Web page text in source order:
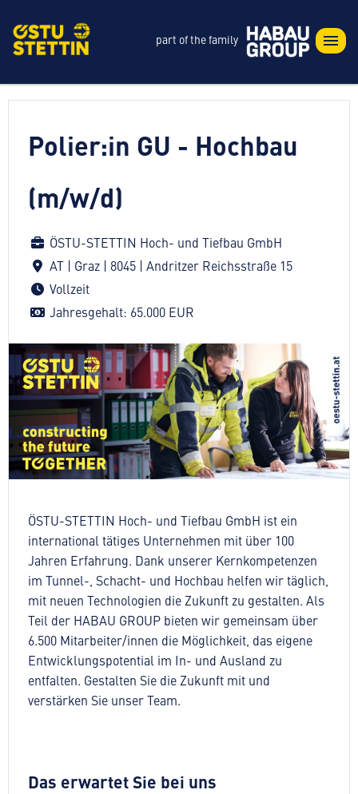
part of the family
Polier:in GU - Hochbau
(m/w/d)
ÖSTU-STETTIN Hoch- und Tiefbau GmbH
AT | Graz | 8045 | Andritzer Reichsstraße 15
Vollzeit
Jahresgehalt: 65.000 EUR
ÖSTU-STETTIN Hoch- und Tiefbau GmbH ist ein
international tätiges Unternehmen mit über 100
Jahren Erfahrung. Dank unserer Kernkompetenzen
im Tunnel-, Schacht- und Hochbau helfen wir täglich,
mit neuen Technologien die Zukunft zu gestalten. Als
Teil der HABAU GROUP bieten wir gemeinsam über
6.500 Mitarbeiter/innen die Möglichkeit, das eigene
Entwicklungspotential im In- und Ausland zu
entfalten. Gestalten Sie die Zukunft mit und
verstärken Sie unser Team.
Das erwartet Sie bei uns